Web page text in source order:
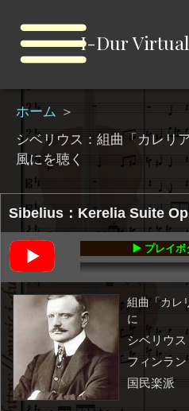
I-Dur
ホーム ＞
シベリウス：組曲「カレリ
風にを聴く
Sibelius：Kerelia Suite
▶️ プレイボ
組曲「カレ
に
シベリウス
フィンラン
国民楽派